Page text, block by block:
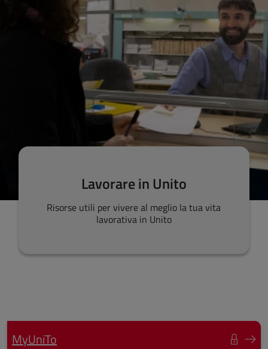
Lavorare in Unito
Risorse utili per vivere al meglio la tua vita
lavorativa in Unito
MyUniTo